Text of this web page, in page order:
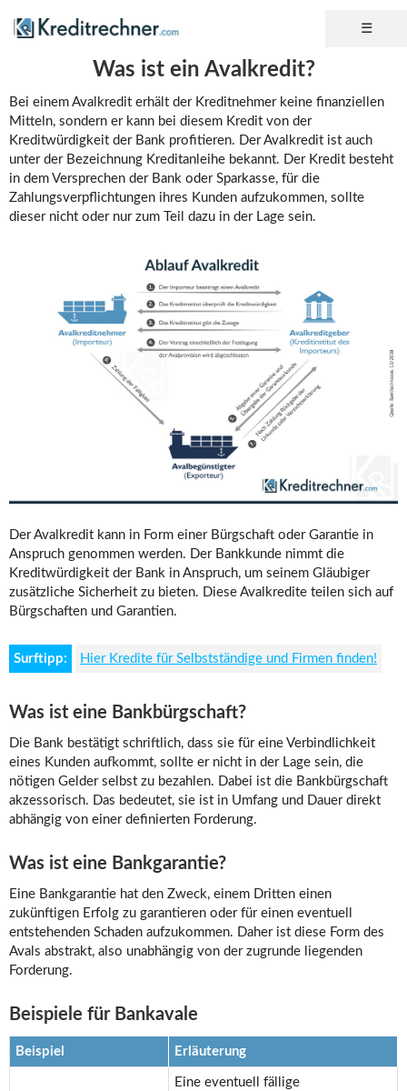
Was ist ein Avalkredit?
Bei einem Avalkredit erhält der Kreditnehmer keine finanziellen
Mitteln, sondern er kann bei diesem Kredit von der
Kreditwürdigkeit der Bank profitieren. Der Avalkredit ist auch
unter der Bezeichnung Kreditanleihe bekannt. Der Kredit besteht
in dem Versprechen der Bank oder Sparkasse, für die
Zahlungsverpflichtungen ihres Kunden aufzukommen, sollte
dieser nicht oder nur zum Teil dazu in der Lage sein.
Der Avalkredit kann in Form einer Bürgschaft oder Garantie in
Anspruch genommen werden. Der Bankkunde nimmt die
Kreditwürdigkeit der Bank in Anspruch, um seinem Gläubiger
zusätzliche Sicherheit zu bieten. Diese Avalkredite teilen sich auf
Bürgschaften und Garantien.
Surftipp: Hier Kredite für Selbstständige und Firmen finden!
Was ist eine Bankbürgschaft?
Die Bank bestätigt schriftlich, dass sie für eine Verbindlichkeit
eines Kunden aufkommt, sollte er nicht in der Lage sein, die
nötigen Gelder selbst zu bezahlen. Dabei ist die Bankbürgschaft
akzessorisch. Das bedeutet, sie ist in Umfang und Dauer direkt
abhängig von einer definierten Forderung.
Was ist eine Bankgarantie?
Eine Bankgarantie hat den Zweck, einem Dritten einen
zukünftigen Erfolg zu garantieren oder für einen eventuell
entstehenden Schaden aufzukommen. Daher ist diese Form des
Avals abstrakt, also unabhängig von der zugrunde liegenden
Forderung.
Beispiele für Bankavale
Beispiel Erläuterung
Eine eventuell fällige